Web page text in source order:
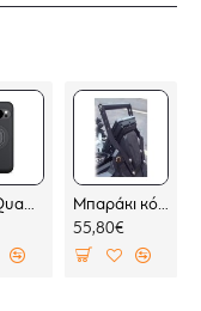
Θήκη Quad Lock MAG Google Pixel 10 Pro (μαγνητική)
Μπαράκι κόκπιτ KOVE 800 X PRO
55,80€